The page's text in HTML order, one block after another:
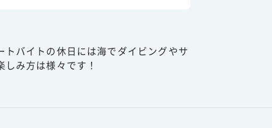
バイトの休日には海でダイビングやサ
み方は様々です！